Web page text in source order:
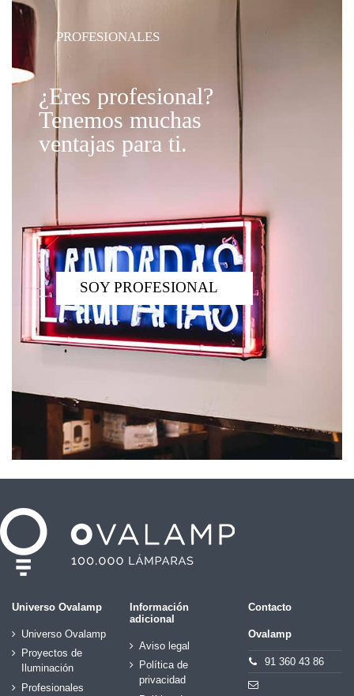
PROFESIONALES
¿Eres profesional?
Tenemos muchas
ventajas para ti.
SOY PROFESIONAL
Universo Ovalamp
Universo Ovalamp
Proyectos de
Iluminación
Profesionales
Información
adicional
Aviso legal
Política de
privacidad
Contacto
Ovalamp
91 360 43 86